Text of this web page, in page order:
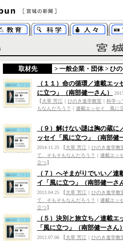
取材先 > 一般企業・団体> ひ
（１１）命の循環／連載エッ
に立つ」（南部健一さん）
【大草 芳江 ひのき進学教室
科学っ
もなんだろう？
連載エッセイ 風に
（９）解けない謎は胸の蔵に
ッセイ「風に立つ」（南部健
2014.11.25 【大草 芳江 ひのき進学教
て、そもそもなんだろう？
連載エッ
立つ】
（７）へそまがりでいい／連
イ「風に立つ」（南部健一さ
2013.04.25 【大草 芳江 ひのき進学教
て、そもそもなんだろう？
連載エッ
立つ】
（５）決別と旅立ち／連載エ
「風に立つ」（南部健一さん）
2012.07.06 【大草 芳江 ひのき進学教